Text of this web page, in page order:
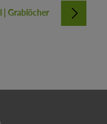
| Grablöcher